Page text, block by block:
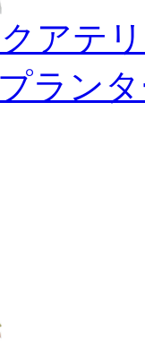
クアテ
ラン